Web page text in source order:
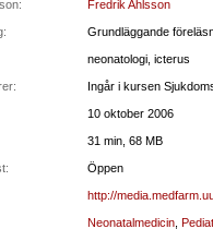
Fredrik Ahlsson
Grundläggande
neonatologi, icterus
Ingår i kursen
10 oktober 2006
31 min, 68 MB
Öppen
http://
Neonatalmedicin,